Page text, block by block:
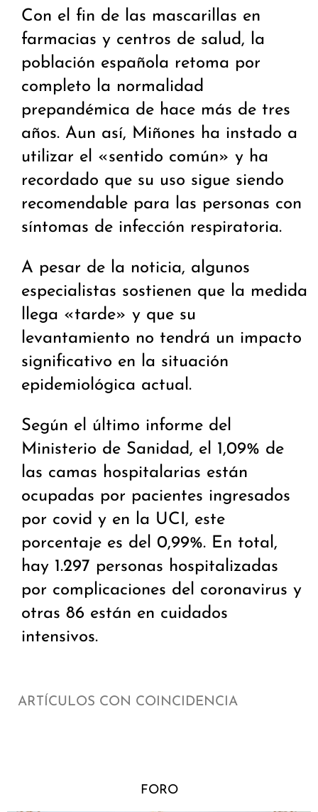
Con el fin de las mascarillas en
farmacias y centros de salud, la
población española retoma por
completo la normalidad
prepandémica de hace más de tres
años. Aun así, Miñones ha instado a
utilizar el «sentido común» y ha
recordado que su uso sigue siendo
recomendable para las personas con
síntomas de infección respiratoria.
A pesar de la noticia, algunos
especialistas sostienen que la medida
llega «tarde» y que su
levantamiento no tendrá un impacto
significativo en la situación
epidemiológica actual.
Según el último informe del
Ministerio de Sanidad, el 1,09% de
las camas hospitalarias están
ocupadas por pacientes ingresados
por covid y en la UCI, este
porcentaje es del 0,99%. En total,
hay 1.297 personas hospitalizadas
por complicaciones del coronavirus y
otras 86 están en cuidados
intensivos.
ARTÍCULOS CON COINCIDENCIA
FORO